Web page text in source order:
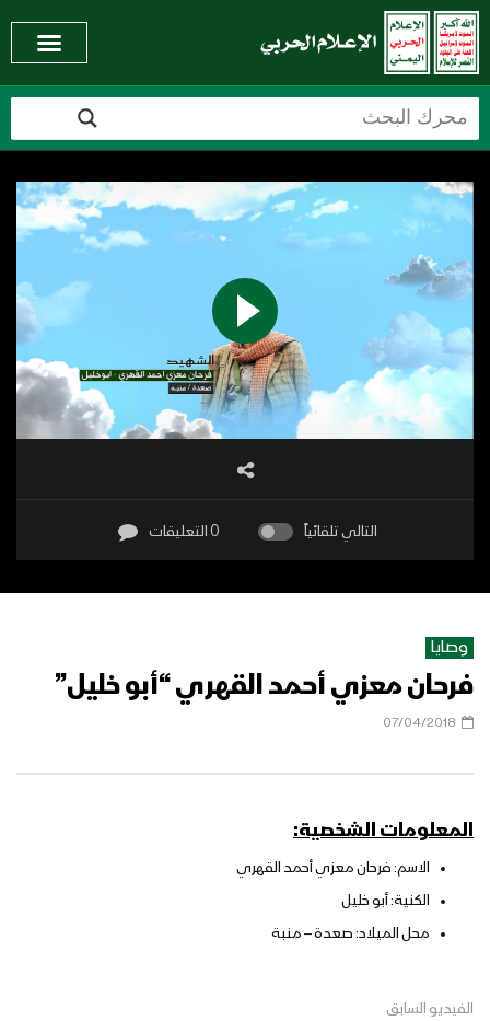
التالي تلقائياً 0 التعليقات
وصايا
فرحان معزي أحمد القهري “أبو خليل”
07/04/2018
المعلومات الشخصية:
الاسم: فرحان معزي أحمد القهري
الكنية: أبو خليل
محل الميلاد: صعدة – منبة
الفيديو السابق